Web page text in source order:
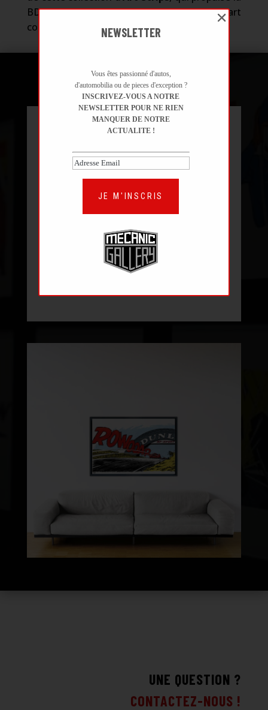
BD culte du sport automobile dans l’art
contemporain.
GALERIE PHOTOS
UNE QUESTION ?
CONTACTEZ-NOUS !
NEWSLETTER
Vous êtes passionné d'autos,
d'automobilia ou de pieces d'exception ?
INSCRIVEZ-VOUS A NOTRE
NEWSLETTER POUR NE RIEN
MANQUER DE NOTRE
ACTUALITE !
JE M'INSCRIS